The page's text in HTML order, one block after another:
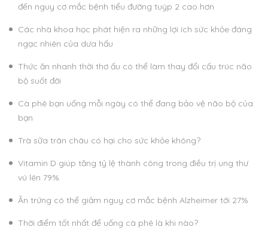
đến nguy cơ mắc bệnh tiểu đường tuýp 2 cao hơn
Các nhà khoa học phát hiện ra những lợi ích sức khỏe đáng
ngạc nhiên của dưa hấu
Thức ăn nhanh thời thơ ấu có thể làm thay đổi cấu trúc não
bộ suốt đời
Cà phê bạn uống mỗi ngày có thể đang bảo vệ não bộ của
bạn
Trà sữa trân châu có hại cho sức khỏe không?
Vitamin D giúp tăng tỷ lệ thành công trong điều trị ung thư
vú lên 79%
Ăn trứng có thể giảm nguy cơ mắc bệnh Alzheimer tới 27%
Thời điểm tốt nhất để uống cà phê là khi nào?